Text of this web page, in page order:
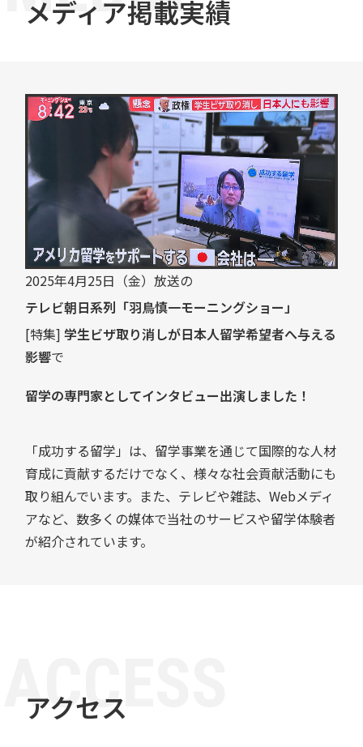
メディア掲載実績
2025年4月25日（金）放送の
テレビ朝日系列「羽鳥慎一モーニングショー」
[特集] 学生ビザ取り消しが日本人留学希望者へ与える
影響で
留学の専門家としてインタビュー出演しました！
「成功する留学」は、留学事業を通じて国際的な人材
育成に貢献するだけでなく、様々な社会貢献活動にも
取り組んでいます。また、テレビや雑誌、Webメディ
アなど、数多くの媒体で当社のサービスや留学体験者
が紹介されています。
ACCE
アクセス